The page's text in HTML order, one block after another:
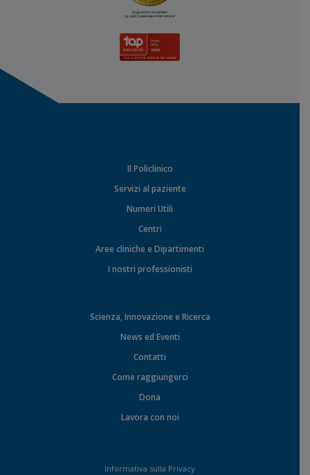
Il Policlinico
Servizi al paziente
Numeri Utili
Centri
Aree cliniche e Dipartimenti
I nostri professionisti
Scienza, Innovazione e Ricerca
News ed Eventi
Contatti
Come raggiungerci
Dona
Lavora con noi
Informativa sulla Privacy